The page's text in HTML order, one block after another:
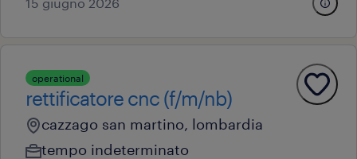
operational
rettificatore cnc (f/m/nb)
cazzago san martino, lombardia
tempo indeterminato